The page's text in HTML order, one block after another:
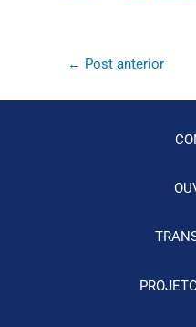
← Post anterior